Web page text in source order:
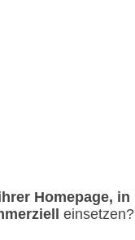
Homepage, in